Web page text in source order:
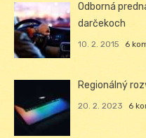
Odborná
darčekoch
10. 2. 2015 6
Regionálný
20. 2. 2023 6